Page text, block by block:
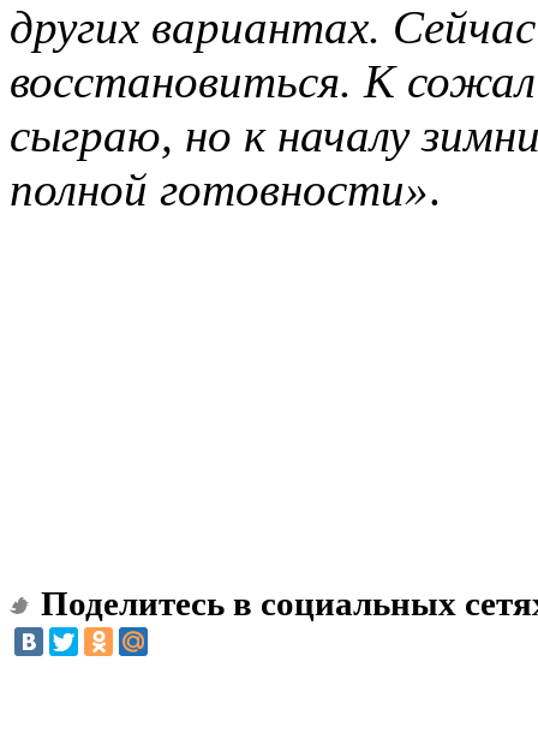
других вариантах.
восстановиться. К
сыграю, но к началу
полной готовности».
Поделитесь в социальных